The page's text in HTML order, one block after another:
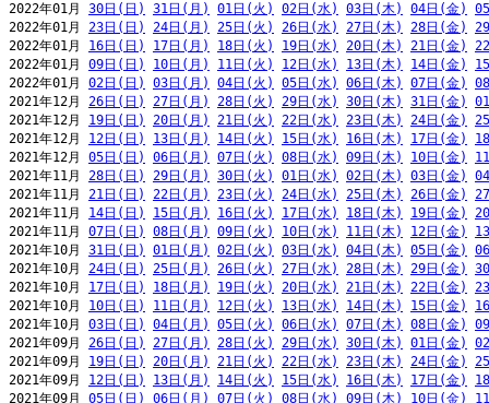
2022年01月 30日(日) 31日(月) 01日(火) 02日(水) 03日(木) 04日(金)
2022年01月 23日(日) 24日(月) 25日(火) 26日(水) 27日(木) 28日(金)
2022年01月 16日(日) 17日(月) 18日(火) 19日(水) 20日(木) 21日(金)
2022年01月 09日(日) 10日(月) 11日(火) 12日(水) 13日(木) 14日(金)
2022年01月 02日(日) 03日(月) 04日(火) 05日(水) 06日(木) 07日(金)
2021年12月 26日(日) 27日(月) 28日(火) 29日(水) 30日(木) 31日(金)
2021年12月 19日(日) 20日(月) 21日(火) 22日(水) 23日(木) 24日(金)
2021年12月 12日(日) 13日(月) 14日(火) 15日(水) 16日(木) 17日(金)
2021年12月 05日(日) 06日(月) 07日(火) 08日(水) 09日(木) 10日(金)
2021年11月 28日(日) 29日(月) 30日(火) 01日(水) 02日(木) 03日(金)
2021年11月 21日(日) 22日(月) 23日(火) 24日(水) 25日(木) 26日(金)
2021年11月 14日(日) 15日(月) 16日(火) 17日(水) 18日(木) 19日(金)
2021年11月 07日(日) 08日(月) 09日(火) 10日(水) 11日(木) 12日(金)
2021年10月 31日(日) 01日(月) 02日(火) 03日(水) 04日(木) 05日(金)
2021年10月 24日(日) 25日(月) 26日(火) 27日(水) 28日(木) 29日(金)
2021年10月 17日(日) 18日(月) 19日(火) 20日(水) 21日(木) 22日(金)
2021年10月 10日(日) 11日(月) 12日(火) 13日(水) 14日(木) 15日(金)
2021年10月 03日(日) 04日(月) 05日(火) 06日(水) 07日(木) 08日(金)
2021年09月 26日(日) 27日(月) 28日(火) 29日(水) 30日(木) 01日(金)
2021年09月 19日(日) 20日(月) 21日(火) 22日(水) 23日(木) 24日(金)
2021年09月 12日(日) 13日(月) 14日(火) 15日(水) 16日(木) 17日(金)
2021年09月 05日(日) 06日(月) 07日(火) 08日(水) 09日(木) 10日(金)